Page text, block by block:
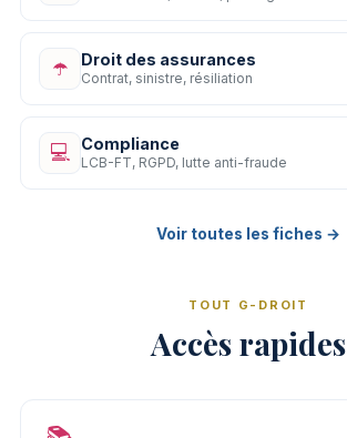
☂️ Droit des assurances
Contrat, sinistre, résiliation
💻 Compliance
LCB-FT, RGPD, lutte anti-fraude
Voir toutes les fiches →
TOUT G-DROIT
Accès rapides